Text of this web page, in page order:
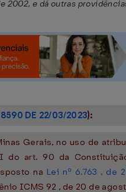
2002, e dá outras
DE 22/03/2023):
Gerais, no uso de
do art. 90 da
na Lei nº 6.763 , de
ICMS 92 , de 20 de